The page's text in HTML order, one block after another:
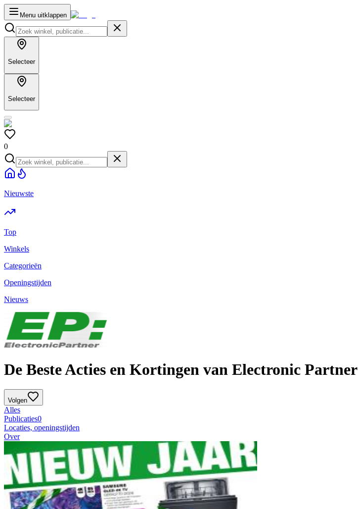
Menu uitklappen
Selecteer
Selecteer
0
Nieuwste
Top
Winkels
Categorieën
Openingstijden
Nieuws
De Beste Acties en Kortingen van Electronic Partner
Volgen
Alles
Publicaties0
Locaties, openingstijden
Over